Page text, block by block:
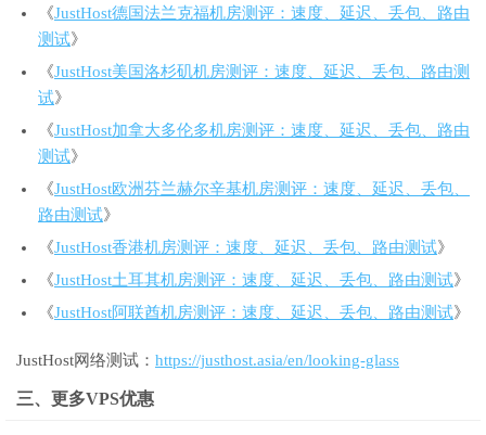
《JustHost德国法兰克福机房测评：速度、延迟、丢包、路由
测试》
《JustHost美国洛杉矶机房测评：速度、延迟、丢包、路由测
试》
《JustHost加拿大多伦多机房测评：速度、延迟、丢包、路由
测试》
《JustHost欧洲芬兰赫尔辛基机房测评：速度、延迟、丢包、
路由测试》
《JustHost香港机房测评：速度、延迟、丢包、路由测试》
《JustHost土耳其机房测评：速度、延迟、丢包、路由测试》
《JustHost阿联酋机房测评：速度、延迟、丢包、路由测试》
JustHost网络测试： https://justhost.asia/en/looking-glass
三、更多VPS优惠